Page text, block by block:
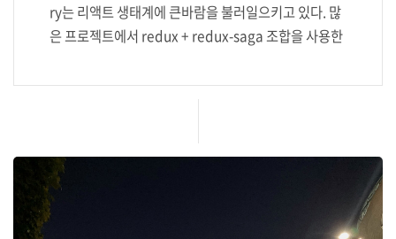
ry는 리액트 생태계에 큰바람을 불러일으키고 있다. 많
은 프로젝트에서 redux + redux-saga 조합을 사용한
해법처럼 사용되곤 했다. 하지만 프로젝트 규모가 커짐
학습 곡선을 가파르게 한 주범이기도 하다. 그래서 red
ux + redux-saga 조합을 새로운 패러다임인 react-q
uery로 대체하려는 움직임이 많이 보인다. 마이그레이
션 과정에서 클라이언트 상태 관리 방법에 대한 고민이